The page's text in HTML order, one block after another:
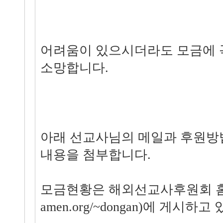
어려움이 있으시더라도 모금에
소망합니다.
아래 선교사님의 메일과 후원
내용을 첨부합니다.
모금현황은 해외선교사후원회
amen.org/~dongan)에 게시하고